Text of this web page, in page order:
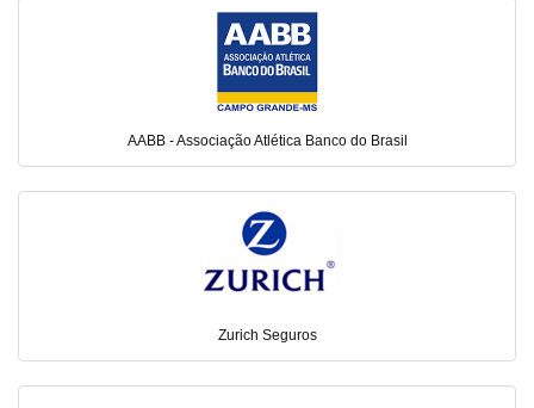
AABB - Associação Atlética Banco do Brasil
Zurich Seguros